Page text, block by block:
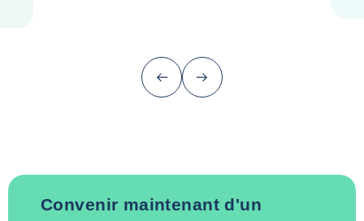
PrécédentSuivant
Convenir maintenant d'un